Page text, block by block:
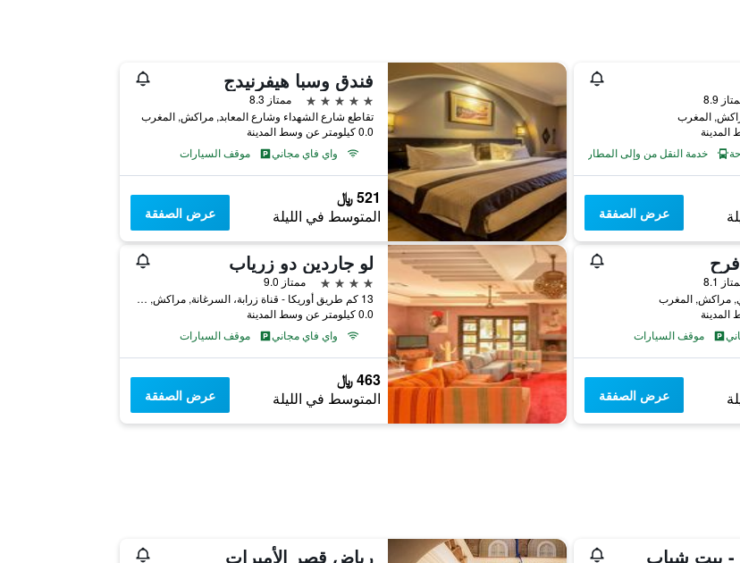
8.9
المغرب
خدمة النقل من وإلى المطار
عرض الصفقة
فندق وسبا هيفرنيدج
5 نجوم
ممتاز 8.3
تقاطع شارع الشهداء وشارع المعابد, مراكش, المغرب
0.0 كيلومتر عن وسط المدينة
واي فاي مجاني
موقف السيارات
521 ﷼
المتوسط في الليلة عرض الصفقة
8.1
مراكش, المغرب
موقف السيارات
عرض الصفقة
لو جاردين دو زرياب
4 نجوم
ممتاز 9.0
13 كم طريق أوريكا - قناة زرابة، السرغانة, مراكش, المغرب
0.0 كيلومتر عن وسط المدينة
واي فاي مجاني
موقف السيارات
463 ﷼
المتوسط في الليلة عرض الصفقة
- بيت شباب رياض قصر الأميرات